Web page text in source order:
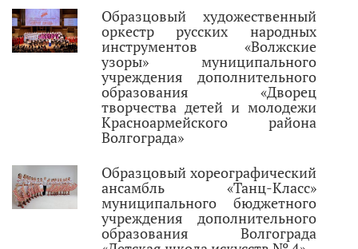
Образцовый художественный
оркестр русских народных
инструментов «Волжские
узоры» муниципального
учреждения дополнительного
образования «Дворец
творчества детей и молодежи
Красноармейского района
Волгограда»
Образцовый хореографический
ансамбль «Танц-Класс»
муниципального бюджетного
учреждения дополнительного
образования Волгограда